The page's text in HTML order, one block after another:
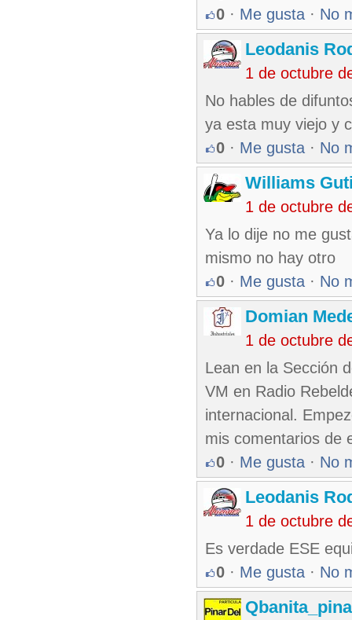
0 · Me gusta · No
Leodanis
1 de octubre
No hables de
ya esta muy viejo y
0 · Me gusta · No
Williams
1 de octubre
Ya lo dije no me
mismo no hay otro
0 · Me gusta · No
Domian
1 de octubre
Lean en la Sección
VM en Radio
internacional.
mis comentarios de
0 · Me gusta · No
Leodanis
1 de octubre
Es verdade ESE
0 · Me gusta · No